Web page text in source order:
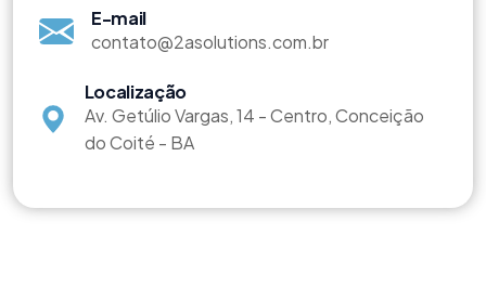
E-mail
contato@2asolutions.com.br
Localização
Av. Getúlio Vargas, 14 - Centro, Conceição
do Coité - BA